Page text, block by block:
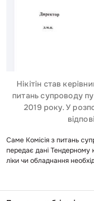
Нікітін став
питань супроводу
2019 року. У
Саме Комісія з питань
передає дані Тендерному
ліки чи обладнання